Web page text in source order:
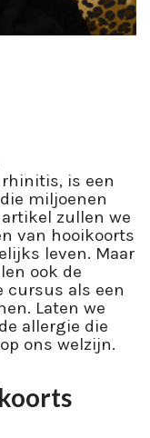
is een
miljoenen
zullen we
van hooikoorts
leven. Maar
ook de
als een
Laten we
allergie die
ons welzijn.